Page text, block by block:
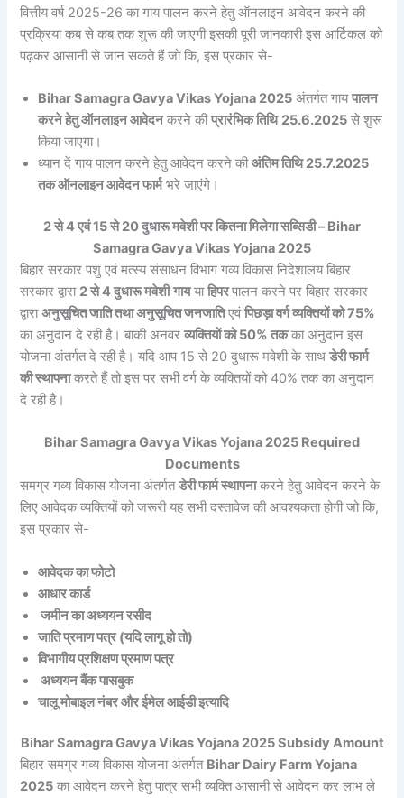
वित्तीय वर्ष 2025-26 का गाय पालन करने हेतु ऑनलाइन आवेदन करने की
प्रक्रिया कब से कब तक शुरू की जाएगी इसकी पूरी जानकारी इस आर्टिकल को
पढ़कर आसानी से जान सकते हैं जो कि, इस प्रकार से-
Bihar Samagra Gavya Vikas Yojana 2025 अंतर्गत गायपालन
करने हेतु ऑनलाइन आवेदनकरने कीप्रारंभिक तिथि 25.6.2025 से शुरू
किया जाएगा।
ध्यान दें गाय पालन करने हेतु आवेदन करने कीअंतिम तिथि 25.7.2025
तक ऑनलाइन आवेदन फार्मभरे जाएंगे।
2 से 4 एवं 15 से 20 दुधारू मवेशी पर कितना मिलेगा सब्सिडी – Bihar
Samagra Gavya Vikas Yojana 2025
बिहार सरकार पशु एवं मत्स्य संसाधन विभाग गव्य विकास निदेशालय बिहार
सरकार द्वारा 2 से 4 दुधारू मवेशी गाययाहिपरपालन करने पर बिहार सरकार
द्वाराअनुसूचित जाति तथा अनुसूचित जनजातिएवंपिछड़ा वर्ग व्यक्तियों को 75%
का अनुदान दे रही है। बाकी अनवरव्यक्तियों को 50% तकका अनुदान इस
योजना अंतर्गत दे रही है। यदि आप 15 से 20 दुधारू मवेशी के साथडेरी फार्म
की स्थापनाकरते हैं तो इस पर सभी वर्ग के व्यक्तियों को 40% तक का अनुदान
दे रही है।
Bihar Samagra Gavya Vikas Yojana 2025 Required
Documents
समग्र गव्य विकास योजना अंतर्गतडेरी फार्म स्थापनाकरने हेतु आवेदन करने के
लिए आवेदक व्यक्तियों को जरूरी यह सभी दस्तावेज की आवश्यकता होगी जो कि,
इस प्रकार से-
आवेदक का फोटो
आधार कार्ड
जमीन का अध्ययन रसीद
जाति प्रमाण पत्र (यदि लागू हो तो)
विभागीय प्रशिक्षण प्रमाण पत्र
अध्ययन बैंक पासबुक
चालू मोबाइल नंबर और ईमेल आईडी इत्यादि
Bihar Samagra Gavya Vikas Yojana 2025 Subsidy Amount
बिहार समग्र गव्य विकास योजना अंतर्गत Bihar Dairy Farm Yojana
2025 का आवेदन करने हेतु पात्र सभी व्यक्ति आसानी से आवेदन कर लाभ ले